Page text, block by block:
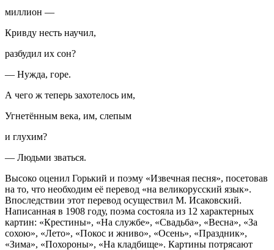
миллион —
Кривду несть научил,
разбудил их сон?
— Нужда, горе.
А чего ж теперь захотелось им,
Угнетённым века, им, слепым
и глухим?
— Людьми зваться.
Высоко оценил Горький и поэму «Извечная песня», посетовав
на то, что необходим её перевод «на великорусский язык».
Впоследствии этот перевод осуществил М. Исаковский.
Написанная в 1908 году, поэма состояла из 12 характерных
картин: «Крестины», «На службе», «Свадьба», «Весна», «За
сохою», «Лето», «Покос и жниво», «Осень», «Праздник»,
«Зима», «Похороны», «На кладбище». Картины потрясают